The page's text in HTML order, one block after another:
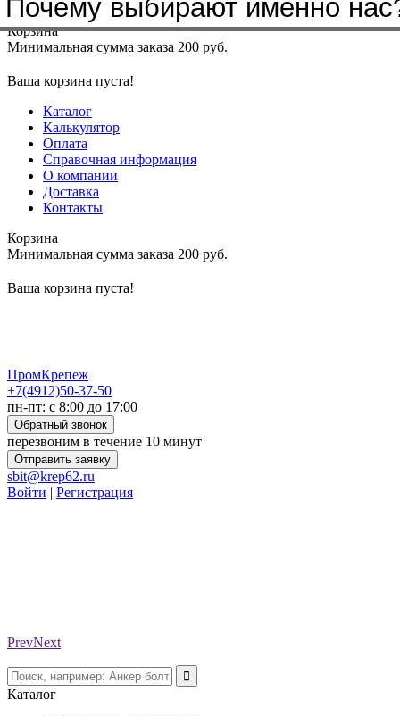
Меню+7(4912)50-37-50sbit@krep62.ru
Корзина
Минимальная сумма заказа 200 руб.
Ваша корзина пуста!
Каталог
Калькулятор
Оплата
Справочная информация
О компании
Доставка
Контакты
Корзина
Минимальная сумма заказа 200 руб.
Ваша корзина пуста!
ПромКрепеж
+7(4912)50-37-50
пн-пт: с 8:00 до 17:00
Обратный звонок
перезвоним в течение 10 минут
Отправить заявку
sbit@krep62.ru
Войти | Регистрация
PrevNext
Каталог
Почему выбирают именно